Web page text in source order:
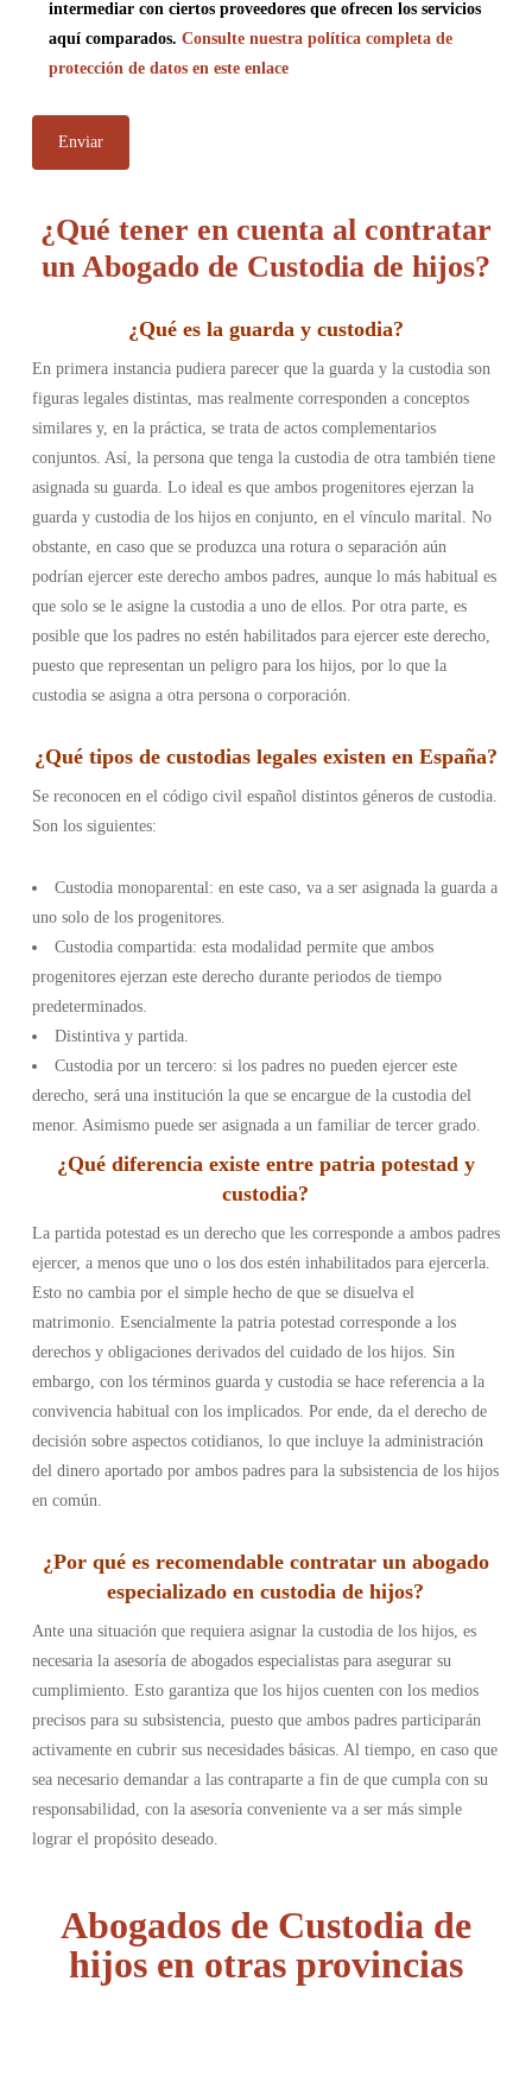
intermediar con ciertos proveedores que ofrecen los servicios
aquí comparados. Consulte nuestra política completa de
protección de datos en este enlace
¿Qué tener en cuenta al contratar
un Abogado de Custodia de hijos?
¿Qué es la guarda y custodia?
En primera instancia pudiera parecer que la guarda y la custodia son
figuras legales distintas, mas realmente corresponden a conceptos
similares y, en la práctica, se trata de actos complementarios
conjuntos. Así, la persona que tenga la custodia de otra también tiene
asignada su guarda. Lo ideal es que ambos progenitores ejerzan la
guarda y custodia de los hijos en conjunto, en el vínculo marital. No
obstante, en caso que se produzca una rotura o separación aún
podrían ejercer este derecho ambos padres, aunque lo más habitual es
que solo se le asigne la custodia a uno de ellos. Por otra parte, es
posible que los padres no estén habilitados para ejercer este derecho,
puesto que representan un peligro para los hijos, por lo que la
custodia se asigna a otra persona o corporación.
¿Qué tipos de custodias legales existen en España?
Se reconocen en el código civil español distintos géneros de custodia.
Son los siguientes:
Custodia monoparental: en este caso, va a ser asignada la guarda a
uno solo de los progenitores.
Custodia compartida: esta modalidad permite que ambos
progenitores ejerzan este derecho durante periodos de tiempo
predeterminados.
Distintiva y partida.
Custodia por un tercero: si los padres no pueden ejercer este
derecho, será una institución la que se encargue de la custodia del
menor. Asimismo puede ser asignada a un familiar de tercer grado.
¿Qué diferencia existe entre patria potestad y
custodia?
La partida potestad es un derecho que les corresponde a ambos padres
ejercer, a menos que uno o los dos estén inhabilitados para ejercerla.
Esto no cambia por el simple hecho de que se disuelva el
matrimonio. Esencialmente la patria potestad corresponde a los
derechos y obligaciones derivados del cuidado de los hijos. Sin
embargo, con los términos guarda y custodia se hace referencia a la
convivencia habitual con los implicados. Por ende, da el derecho de
decisión sobre aspectos cotidianos, lo que incluye la administración
del dinero aportado por ambos padres para la subsistencia de los hijos
en común.
¿Por qué es recomendable contratar un abogado
especializado en custodia de hijos?
Ante una situación que requiera asignar la custodia de los hijos, es
necesaria la asesoría de abogados especialistas para asegurar su
cumplimiento. Esto garantiza que los hijos cuenten con los medios
precisos para su subsistencia, puesto que ambos padres participarán
activamente en cubrir sus necesidades básicas. Al tiempo, en caso que
sea necesario demandar a las contraparte a fin de que cumpla con su
responsabilidad, con la asesoría conveniente va a ser más simple
lograr el propósito deseado.
Abogados de Custodia de
hijos en otras provincias